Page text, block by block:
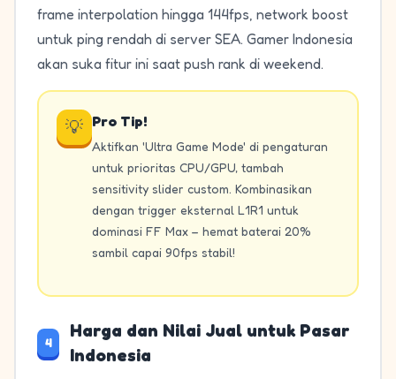
frame interpolation hingga 144fps, network boost
untuk ping rendah di server SEA. Gamer Indonesia
akan suka fitur ini saat push rank di weekend.
💡 Pro Tip!
Aktifkan 'Ultra Game Mode' di pengaturan
untuk prioritas CPU/GPU, tambah
sensitivity slider custom. Kombinasikan
dengan trigger eksternal L1R1 untuk
dominasi FF Max – hemat baterai 20%
sambil capai 90fps stabil!
4
Harga dan Nilai Jual untuk Pasar
Indonesia